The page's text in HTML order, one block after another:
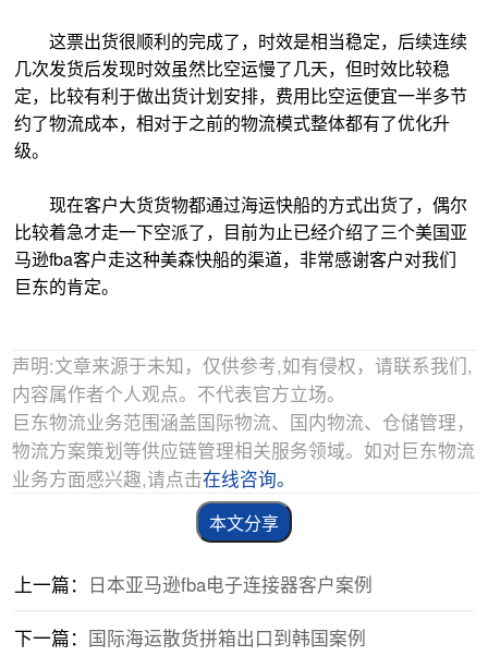
这票出货很顺利的完成了，时效是相当稳定，后续连续
几次发货后发现时效虽然比空运慢了几天，但时效比较稳
定，比较有利于做出货计划安排，费用比空运便宜一半多节
约了物流成本，相对于之前的物流模式整体都有了优化升
级。
现在客户大货货物都通过海运快船的方式出货了，偶尔
比较着急才走一下空派了，目前为止已经介绍了三个美国亚
马逊fba客户走这种美森快船的渠道，非常感谢客户对我们
巨东的肯定。
声明:文章来源于未知，仅供参考,如有侵权，请联系我们,
内容属作者个人观点。不代表官方立场。
巨东物流业务范围涵盖国际物流、国内物流、仓储管理，
物流方案策划等供应链管理相关服务领域。如对巨东物流
业务方面感兴趣,请点击在线咨询。
本文分享
上一篇： 日本亚马逊fba电子连接器客户案例
下一篇： 国际海运散货拼箱出口到韩国案例